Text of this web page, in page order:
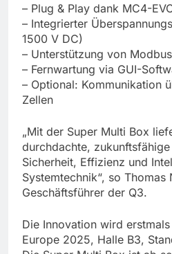
– Plug & Play dank MC4-
– Integrierter
1500 V DC)
– Unterstützung von
– Fernwartung via GUI-
– Optional: Kommunikation
Zellen
„Mit der Super Multi Box
durchdachte,
Sicherheit, Effizienz und
Systemtechnik“, so Thomas
Geschäftsführer der Q3.
Die Innovation wird
Europe 2025, Halle B3,